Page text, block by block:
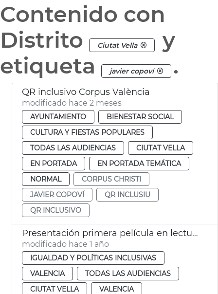
Contenido con
Distrito
Ciutat Vella
y
etiqueta
javier copoví .
QR inclusivo Corpus València
modificado hace 2 meses
AYUNTAMIENTO
BIENESTAR SOCIAL
CULTURA Y FIESTAS POPULARES
TODAS LAS AUDIENCIAS
CIUTAT VELLA
EN PORTADA
EN PORTADA TEMÁTICA
NORMAL
CORPUS CHRISTI
JAVIER COPOVÍ
QR INCLUSIU
QR INCLUSIVO
Presentación primera película en lectura fácil en España
modificado hace 1 año
IGUALDAD Y POLÍTICAS INCLUSIVAS
VALENCIA
TODAS LAS AUDIENCIAS
CIUTAT VELLA
VALENCIA